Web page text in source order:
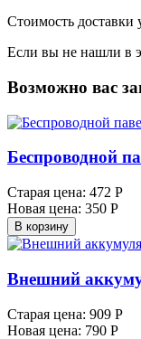
Стоимость доставки
Если вы не нашли в
Возможно вас
Беспроводной
Старая цена: 472 Р
Новая цена: 350 Р
В корзину
Внешний
Старая цена: 909 Р
Новая цена: 790 Р